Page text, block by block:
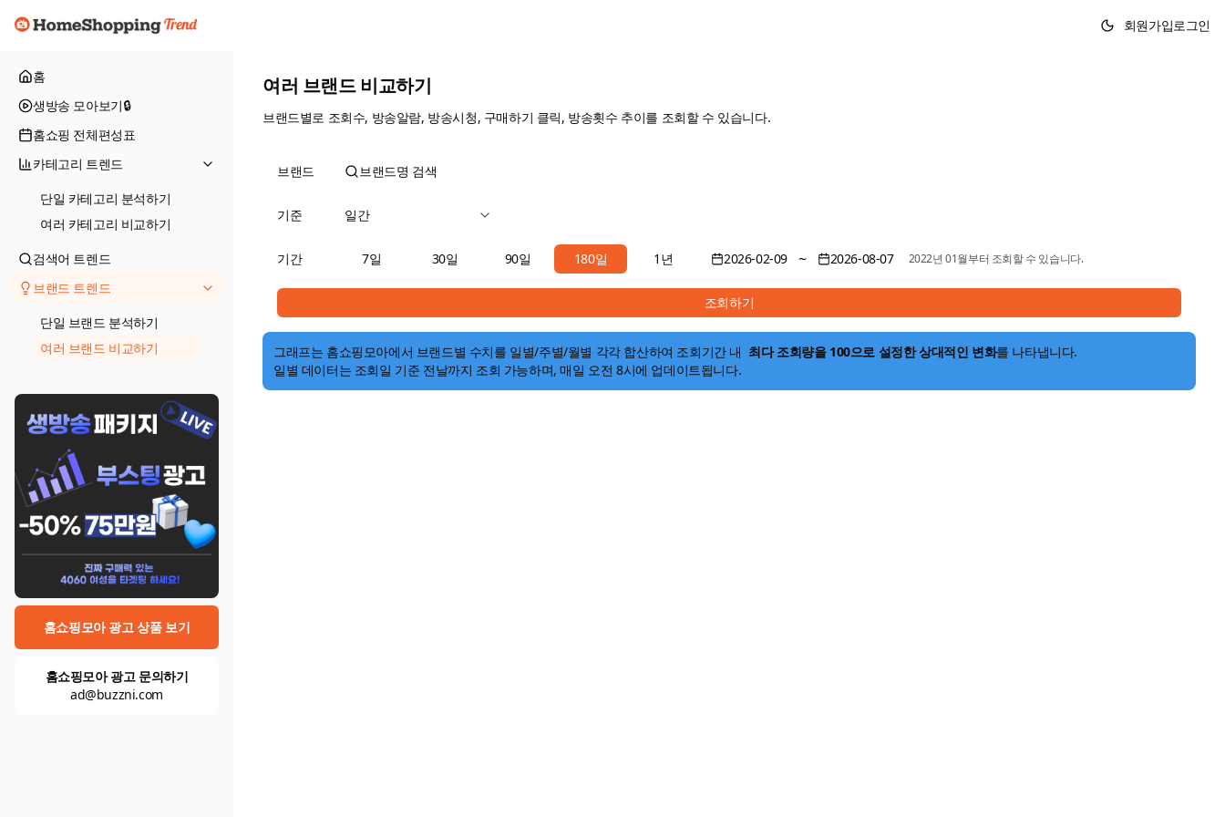
회원가입로그인
홈
생방송 모아보기🔒
홈쇼핑 전체편성표
카테고리 트렌드
단일 카테고리 분석하기
여러 카테고리 비교하기
검색어 트렌드
브랜드 트렌드
단일 브랜드 분석하기
여러 브랜드 비교하기
홈쇼핑모아 광고 상품 보기
홈쇼핑모아 광고 문의하기
ad@buzzni.com
여러 브랜드 비교하기
브랜드별로 조회수, 방송알람, 방송시청, 구매하기 클릭, 방송횟수 추이를 조회할 수 있습니다.
브랜드 브랜드명 검색
기준 일간
기간 7일 30일 90일 180일 1년 2026-02-09 ~ 2026-08-07 2022년 01월부터 조회할 수 있습니다.
조회하기
그래프는 홈쇼핑모아에서 브랜드별 수치를 일별/주별/월별 각각 합산하여 조회기간 내 최다 조회량을 100으로 설정한 상대적인 변화를 나타냅니다.
일별 데이터는 조회일 기준 전날까지 조회 가능하며, 매일 오전 8시에 업데이트됩니다.